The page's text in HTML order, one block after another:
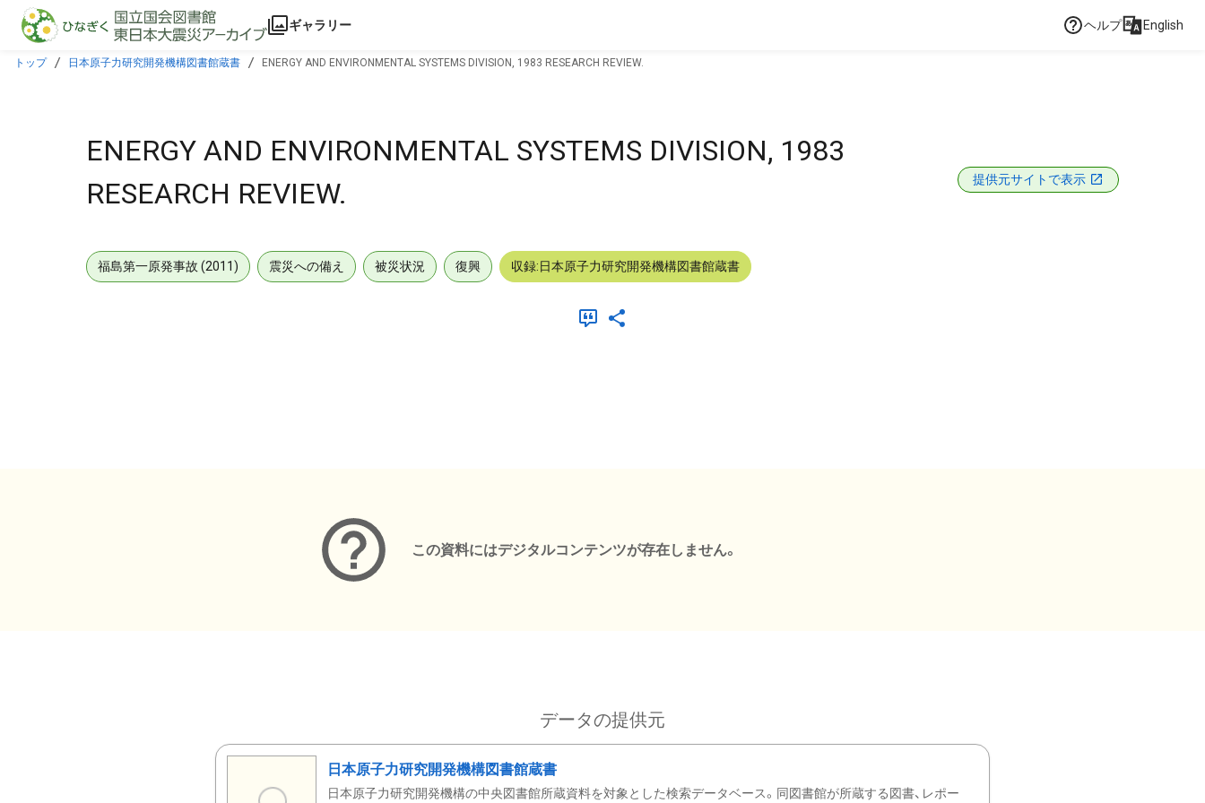
本文に飛ぶ
ギャラリー ヘルプ English
トップ 日本原子力研究開発機構図書館蔵書 ENERGY AND ENVIRONMENTAL SYSTEMS DIVISION, 1983 RESEARCH REVIEW.
ENERGY AND ENVIRONMENTAL SYSTEMS DIVISION, 1983
RESEARCH REVIEW.
提供元サイトで表示
福島第一原発事故 (2011) 震災への備え 被災状況 復興 収録:日本原子力研究開発機構図書館蔵書
この資料にはデジタルコンテンツが存在しません。
データの提供元
日本原子力研究開発機構図書館蔵書
日本原子力研究開発機構の中央図書館所蔵資料を対象とした検索データベース。同図書館が所蔵する図書、レポー